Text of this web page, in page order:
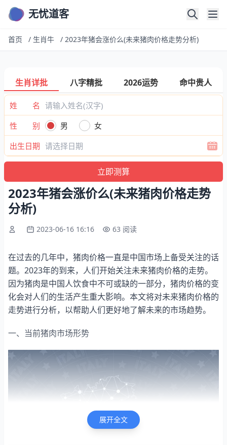
无忧道客
首页 / 生肖牛 / 2023年猪会涨价么(未来猪肉价格走势分析)
生肖详批 八字精批 2026运势 命中贵人
姓 名
性 别
男
女
出生日期
2023年猪会涨价么(未来猪肉价格走势
分析)
2023-06-16 16:16 63 阅读
在过去的几年中，猪肉价格一直是中国市场上备受关注的话
题。2023年的到来，人们开始关注未来猪肉价格的走势。
因为猪肉是中国人饮食中不可或缺的一部分，猪肉价格的变
化会对人们的生活产生重大影响。本文将对未来猪肉价格的
走势进行分析，以帮助人们更好地了解未来的市场趋势。
一、当前猪肉市场形势
展开全文